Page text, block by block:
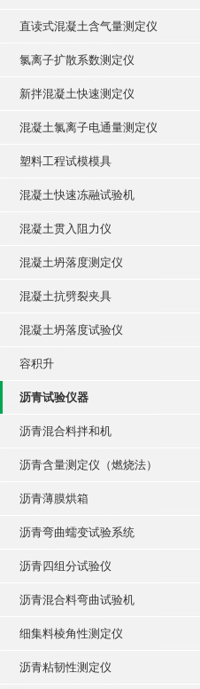
直读式混凝土含气量测定仪
氯离子扩散系数测定仪
新拌混凝土快速测定仪
混凝土氯离子电通量测定仪
塑料工程试模模具
混凝土快速冻融试验机
混凝土贯入阻力仪
混凝土坍落度测定仪
混凝土抗劈裂夹具
混凝土坍落度试验仪
容积升
沥青试验仪器
沥青混合料拌和机
沥青含量测定仪（燃烧法）
沥青薄膜烘箱
沥青弯曲蠕变试验系统
沥青四组分试验仪
沥青混合料弯曲试验机
细集料棱角性测定仪
沥青粘韧性测定仪